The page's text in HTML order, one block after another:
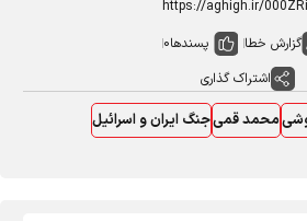
خطا پسندها0
اشتراک گذاری
محمد قمیجنگ ایران و اسرائیل